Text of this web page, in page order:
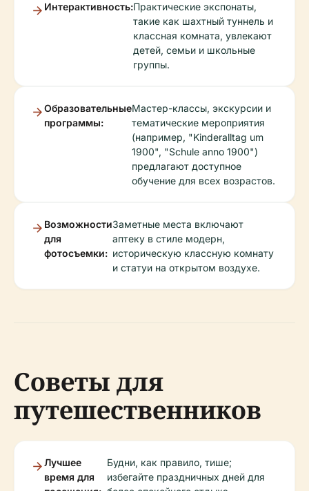
Интерактивность:Практические экспонаты,
такие как шахтный туннель и
классная комната, увлекают
детей, семьи и школьные
группы.
Образовательные
программы:
Мастер-классы, экскурсии и
тематические мероприятия
(например, "Kinderalltag um
1900", "Schule anno 1900")
предлагают доступное
обучение для всех возрастов.
Возможности
для
фотосъемки:
Заметные места включают
аптеку в стиле модерн,
историческую классную комнату
и статуи на открытом воздухе.
Советы для
путешественников
Лучшее
время для
Будни, как правило, тише;
избегайте праздничных дней для